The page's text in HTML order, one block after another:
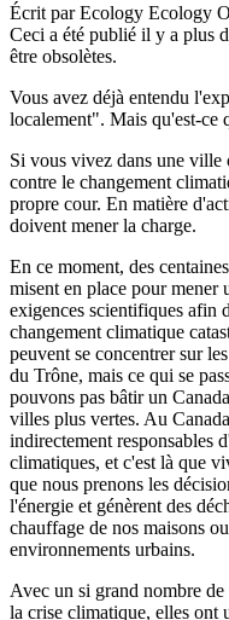
Écrit parEcology Ecology
Ceci a été publié il y a plus
être obsolètes.
Vous avez déjà entendu
localement". Mais qu'est-ce
Si vous vivez dans une ville
contre le changement
propre cour. En matière
doivent mener la charge.
En ce moment, des
misent en place pour
exigences scientifiques afin
changement climatique
peuvent se concentrer sur
du Trône, mais ce qui se
pouvons pas bâtir un
villes plus vertes. Au
indirectement responsables
climatiques, et c'est là que
que nous prenons les
l'énergie et génèrent des
chauffage de nos maisons
environnements urbains.
Avec un si grand nombre
la crise climatique, elles ont